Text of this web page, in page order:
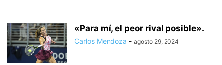
«Para mí, el peor rival posible».
Carlos Mendoza - agosto 29, 2024